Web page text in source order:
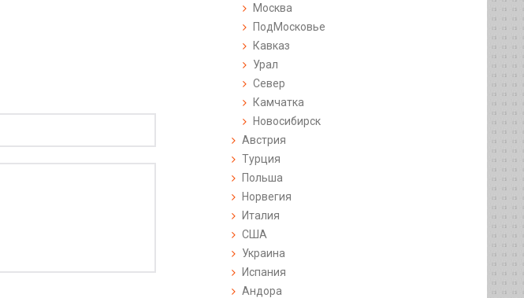
Москва
ПодМосковье
Кавказ
Урал
Север
Камчатка
Новосибирск
Австрия
Турция
Польша
Норвегия
Италия
США
Украина
Испания
Андора